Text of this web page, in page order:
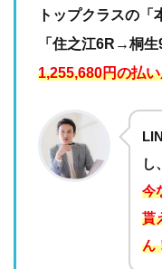
トップクラスの「
「住之江6R→桐
1,255,680円の払
し
今
貰
ん